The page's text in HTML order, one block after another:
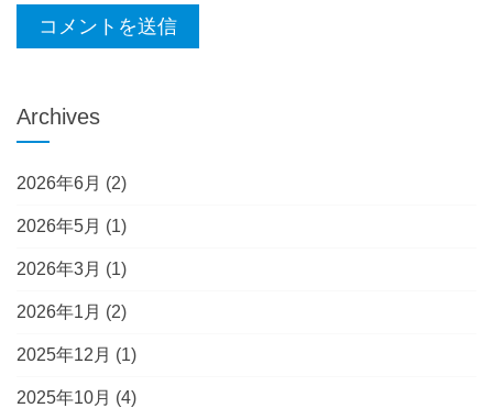
Archives
2026年6月 (2)
2026年5月 (1)
2026年3月 (1)
2026年1月 (2)
2025年12月 (1)
2025年10月 (4)